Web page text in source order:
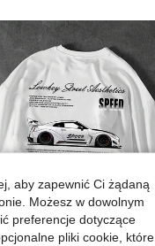
aby zapewnić Ci żądaną
Możesz w dowolnym
preferencje dotyczące
pliki cookie, które